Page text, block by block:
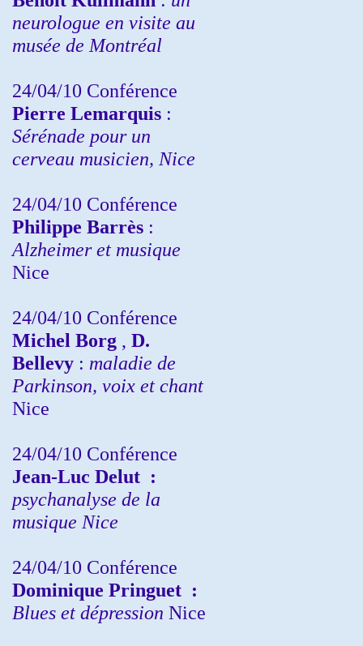
neurologue en visite au
musée de Montréal
24/04/10 Conférence
Pierre Lemarquis :
Sérénade pour un
cerveau musicien, Nice
24/04/10 Conférence
Philippe Barrès :
Alzheimer et musique
Nice
24/04/10 Conférence
Michel Borg , D.
Bellevy : maladie de
Parkinson, voix et chant
Nice
24/04/10 Conférence
Jean-Luc Delut :
psychanalyse de la
musique Nice
24/04/10 Conférence
Dominique Pringuet :
Blues et dépression Nice